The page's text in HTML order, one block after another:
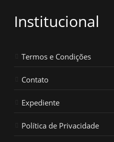
Institucional
Termos e Condições
Contato
Expediente
Política de Privacidade